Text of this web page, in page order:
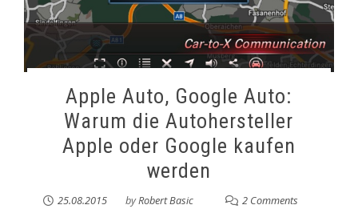
Apple Auto, Google Auto:
Warum die Autohersteller
Apple oder Google kaufen
werden
25.08.2015 byRobert Basic 2 Comments